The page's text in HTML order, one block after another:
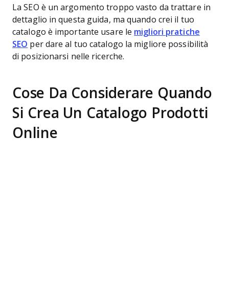
La SEO è un argomento troppo vasto da trattare in
dettaglio in questa guida, ma quando crei il tuo
catalogo è importante usare le migliori pratiche
SEO per dare al tuo catalogo la migliore possibilità
di posizionarsi nelle ricerche.
Cose Da Considerare Quando
Si Crea Un Catalogo Prodotti
Online